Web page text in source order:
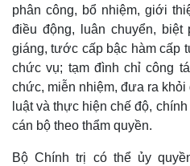
phân công, bổ nhiệm, giới
điều động, luân chuyển, biệt
giáng, tước cấp bậc hàm cấp
chức vụ; tạm đình chỉ công
chức, miễn nhiệm, đưa ra
luật và thực hiện chế độ,
cán bộ theo thẩm quyền.
Bộ Chính trị có thể ủy